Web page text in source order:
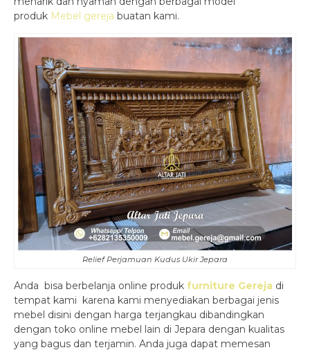
produk Mebel gereja buatan kami.
Relief Perjamuan Kudus Ukir Jepara
Anda bisa berbelanja online produk furniture Gereja di
tempat kami karena kami menyediakan berbagai jenis
mebel disini dengan harga terjangkau dibandingkan
dengan toko online mebel lain di Jepara dengan kualitas
yang bagus dan terjamin. Anda juga dapat memesan